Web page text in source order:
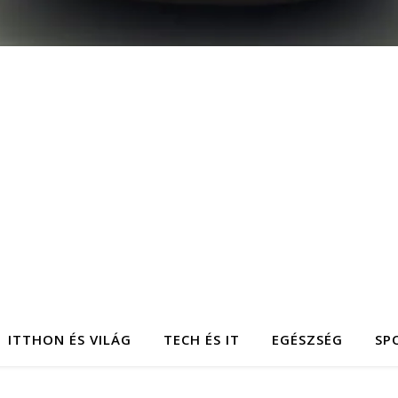
ITTHON ÉS VILÁG TECH ÉS IT EGÉSZSÉG